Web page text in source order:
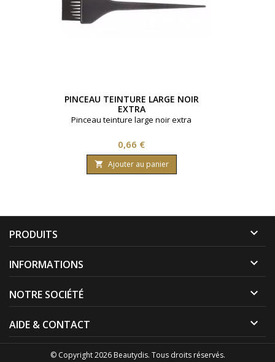
PINCEAU TEINTURE LARGE NOIR
EXTRA
Pinceau teinture large noir extra
Prix
0,66 €
 Ajouter au panier
PRODUITS 
INFORMATIONS 
NOTRE SOCIÉTÉ 
AIDE & CONTACT 
© Copyright 2026 Beautydis. Tous droits réservés.